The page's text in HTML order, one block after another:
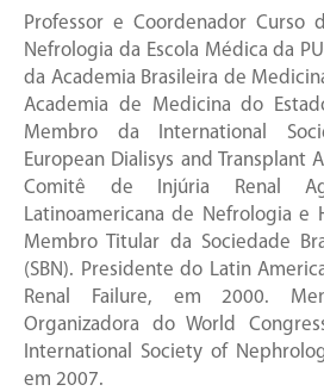
Professor e Coordenador Curso
Nefrologia da Escola Médica da
da Academia Brasileira de
Academia de Medicina do
Membro da International
European Dialisys and Transplant
Comitê de Injúria Renal
Latinoamericana de Nefrologia e
Membro Titular da Sociedade
(SBN). Presidente do Latin
Renal Failure, em 2000.
Organizadora do World
International Society of
em 2007.